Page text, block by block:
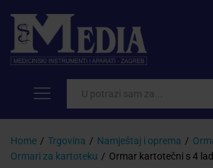
Home / Trgovina / Namještaj i oprema /
Ormari za kartoteku / Ormar kartotečni s 4